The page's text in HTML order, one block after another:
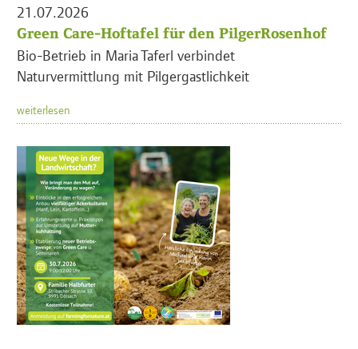
21.07.2026
Green Care-Hoftafel für den PilgerRosenhof
Bio-Betrieb in Maria Taferl verbindet
Naturvermittlung mit Pilgergastlichkeit
weiterlesen